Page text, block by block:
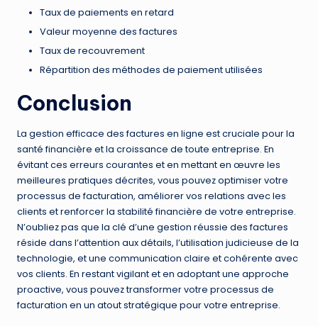
Taux de paiements en retard
Valeur moyenne des factures
Taux de recouvrement
Répartition des méthodes de paiement utilisées
Conclusion
La gestion efficace des factures en ligne est cruciale pour la
santé financière et la croissance de toute entreprise. En
évitant ces erreurs courantes et en mettant en œuvre les
meilleures pratiques décrites, vous pouvez optimiser votre
processus de facturation, améliorer vos relations avec les
clients et renforcer la stabilité financière de votre entreprise.
N’oubliez pas que la clé d’une gestion réussie des factures
réside dans l’attention aux détails, l’utilisation judicieuse de la
technologie, et une communication claire et cohérente avec
vos clients. En restant vigilant et en adoptant une approche
proactive, vous pouvez transformer votre processus de
facturation en un atout stratégique pour votre entreprise.